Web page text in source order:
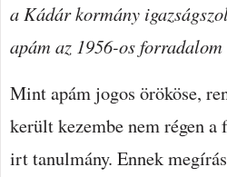
a Kádár kormány
apám az 1956-os
Mint apám jogos örököse,
került kezembe nem régen
irt tanulmány. Ennek